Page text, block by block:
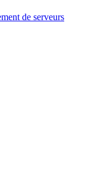
de serveurs